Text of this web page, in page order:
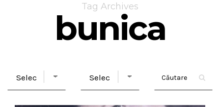
Tag Archives
bunica